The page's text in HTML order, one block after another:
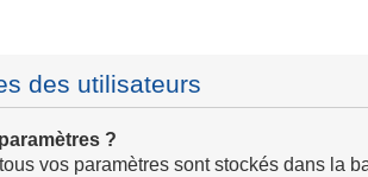
des utilisateurs
?
vos paramètres sont stockés dans la